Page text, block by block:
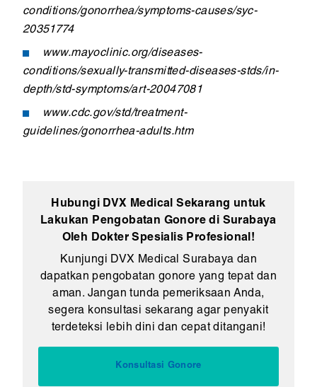
conditions/gonorrhea/symptoms-causes/syc-
20351774
www.mayoclinic.org/diseases-
conditions/sexually-transmitted-diseases-stds/in-
depth/std-symptoms/art-20047081
www.cdc.gov/std/treatment-
guidelines/gonorrhea-adults.htm
Hubungi DVX Medical Sekarang untuk
Lakukan Pengobatan Gonore di Surabaya
Oleh Dokter Spesialis Profesional!
Kunjungi DVX Medical Surabaya dan
dapatkan pengobatan gonore yang tepat dan
aman. Jangan tunda pemeriksaan Anda,
segera konsultasi sekarang agar penyakit
terdeteksi lebih dini dan cepat ditangani!
Konsultasi Gonore